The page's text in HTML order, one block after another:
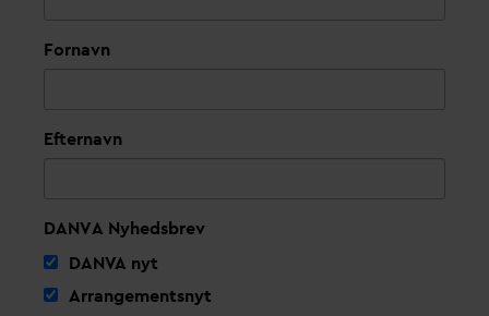
Fornavn
Efternavn
DANVA Nyhedsbrev
DANVA nyt
Arrangementsnyt